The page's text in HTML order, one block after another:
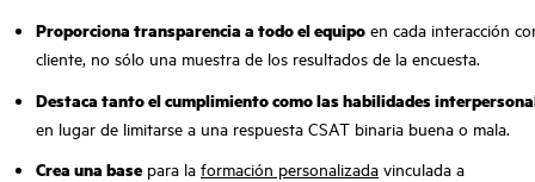
Proporciona transparencia a todo el equipo en cada interacción
cliente, no sólo una muestra de los resultados de la encuesta.
Destaca tanto el cumplimiento como las habilidades
en lugar de limitarse a una respuesta CSAT binaria buena o mala.
Crea una basepara la formación personalizada vinculada a